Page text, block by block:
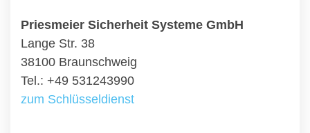
Priesmeier Sicherheit Systeme GmbH
Lange Str. 38
38100 Braunschweig
Tel.: +49 531243990
zum Schlüsseldienst